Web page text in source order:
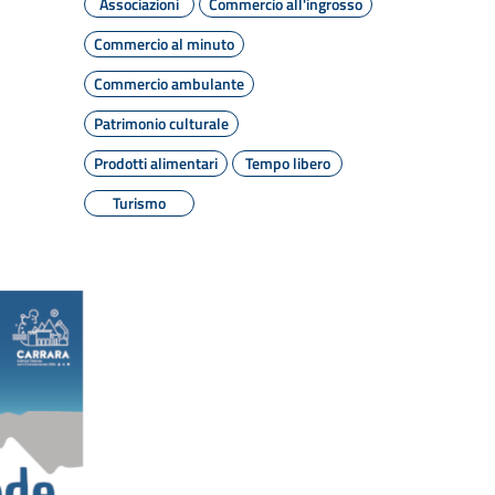
Commercio al minuto
Commercio ambulante
Patrimonio culturale
Prodotti alimentari
Tempo libero
Turismo